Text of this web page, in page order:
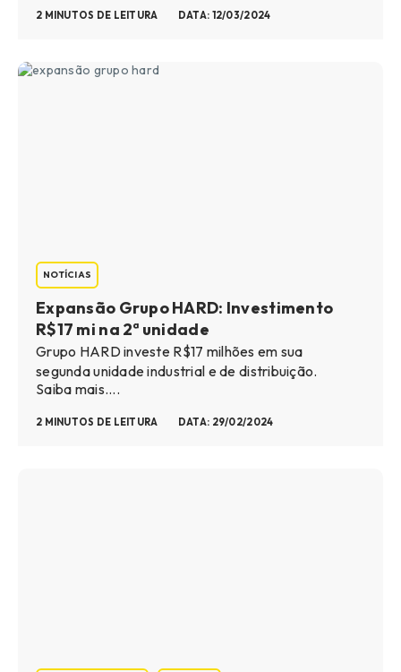
2 MINUTOS DE LEITURA DATA: 12/03/2024
NOTÍCIAS
Expansão Grupo HARD: Investimento
R$17 mi na 2ª unidade
Grupo HARD investe R$17 milhões em sua
segunda unidade industrial e de distribuição.
Saiba mais....
2 MINUTOS DE LEITURA DATA: 29/02/2024